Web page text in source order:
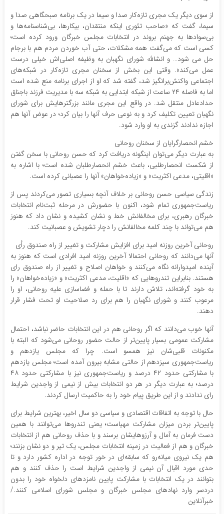
از سوی دیگر یک مجری تازه‌کار صدا و سیما در یک برنامه صبحگاهی صدا و
سیما، گفت که «صاحب تئوری اینکه منتقدان، بیکارها، بی‌شناسنامه‌ها و
بی‌سوادها به جهنم بروند در انتخابات مجلس خبرگان ورود کرده است؛
کسی است که می‌گفت همه مشکلات، حتی آب خوردن مردم هم با برجام
حل می شود… و انشالله شورای نگهبان به وظیفه اصلی‌اش خیلی درست
عمل می‌کند». وقتی این بخش از سخنان مجری تازه‌کار در شبکه‌های
اجتماعی واکنش‌برانگیز شد، گفته شد که او از اجرای برنامه منع شده است
اما به فاصله ۲۴ ساعت از شبکه ابتدایی به شبکه سه با مدیریت فرزند باجناق
حدادعادل منتقل شد. در واقع این مجری مانند بزرگترهایش برای شورای
نگهبان تعیین تکلیف کرد و به نوعی حرف آنها را بیان کرد؛ در عوض آنها هم
اجازه ندادند گزندی به او وارد شود.
خشم انحصارگرایان از سخنان روحانی
به عبارت دیگر می‌توان اینگونه دریافت کرد که حسن روحانی با سخن گفتن
از شکست انحصارطلبی، باعث خشم انحصارطلبان شده است؛ با اشاره به
«اقلیتی، مدعی اکثریت» و «زیاده‌خواهان» آنها را عصبانی کرده است.
زندگی سیاسی حسن روحانی بر خلاف آنچه بسیاری تصور می‌کردند پس از
ریاست‌جمهوری تمام شود، اکنون با حضورش در مرحله ثبت‌نام انتخابات
خبرگان رهبری، برای مخالفانش خط و نشان کشیده و نشان داد که هنوز
هم می‌تواند با چند کلمه مخالفانش را دچار تشویش و عصبانیت کند.
روحانی آخرین روزنه امید برای افزایش مشارکت و تغییر از راه صندوق رأی
آنها می‌دانند که روحانی احتمالا آخرین روزنه امید افرادی است که هنوز به
آینده امیدوارانه نگاه می‌کنند و خواهان اصلاح و تغییر از راه صندوق رای
هستند. بنابراین تندروهایی که «اقلیت، مدعی اکثریت» و «زیاده‌خواهان» را
به خود گرفته‌اند، تلاش دارند تا با حمله و فضاسازی علیه روحانی، او را
مرعوب کنند و شورای نگهبان را هم برای رد صلاحیت او تحت فشار قرار
دهند.
آنها خوب می‌دانند که اگر روحانی هم در این انتخابات حاضر نباشد، احتمال
مشارکت عمومی بسیار پایین‌تر از حالت حضور روحانی می‌شود که البته با
مکنونات قلبی‌شان نیز همسو است. چرا که مجلس یازدهم و
ریاست‌جمهوری سیزدهم از حالتی مشابه بیرون آمده است؛ مجلس یازدهم
با مشارکتی حدود ۴۲ درصد و ریاست‌جمهوری نیز با مشارکتی حدود ۴۸
درصد؛ به عبارت دیگر در هر دو انتخابات بیش از نیمی از واجدین شرایط
رای ندادند و از این طریق پیام خود را به حاکمیت ارسال کردند.
حال با توجه به اتفاقات اقتصادی و سیاسی دو سال اخیر، بهترین شرایط برای
پایین‌تر بردن میزان مشارکت مهیاست؛ یعنی تندروها می‌توانند با همین
دست فرمان به آمال و آرزوهایشان برسند و با حذف روحانی هم از انتخابات
خبرگان و هم از فعالیت در زمینه انتخابات مجلس، یک تیر و دو نشان بزنند؛
هم یک نیروی میانه‌رو که سابقه‌ای در خور توجه در اداره کشور دارد و تا
حدی مورد اقبال آن نیمی از واجدین شرایط است را حذف کنند و هم
بتوانند در یک انتخابات با مشارکت پایین نامزدهای دلخواه خود را بدون
دردسر وارد نهادهای مجلس خبرگان و مجلس شورای اسلامی کنند./
خبرآنلاین